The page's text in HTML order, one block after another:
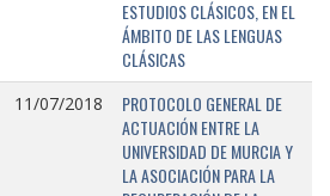
ESTUDIOS CLÁSICOS, EN EL
ÁMBITO DE LAS LENGUAS
CLÁSICAS
11/07/2018
PROTOCOLO GENERAL DE
ACTUACIÓN ENTRE LA
UNIVERSIDAD DE MURCIA Y
LA ASOCIACIÓN PARA LA